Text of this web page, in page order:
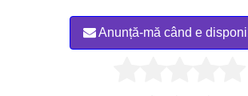
Anunță-mă când e